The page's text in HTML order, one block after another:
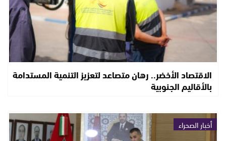
الاقتصاد الأخضر.. رهان متصاعد لتعزيز التنمية المستدامة
بالأقاليم الجنوبية
أخبار الصحراء